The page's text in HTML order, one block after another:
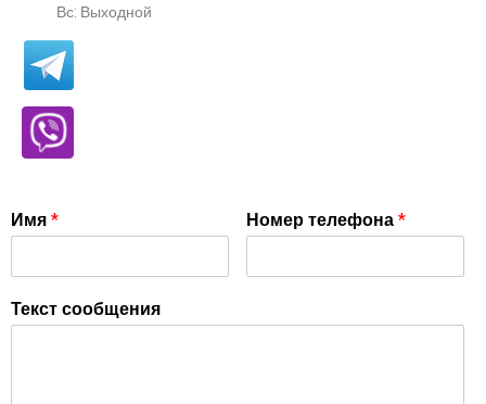
Вс: Выходной
Имя* Номер телефона*
Текст сообщения